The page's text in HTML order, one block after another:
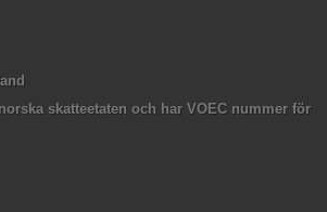
skatteetaten och har VOEC nummer för